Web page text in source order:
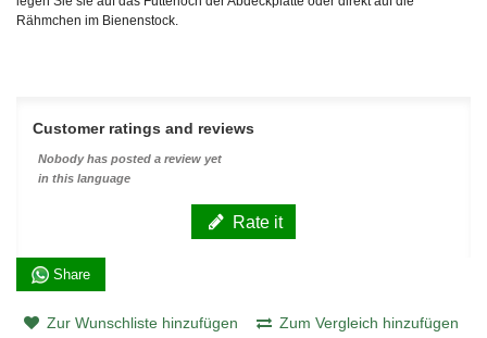
Rähmchen im Bienenstock.
Customer ratings and reviews
Nobody has posted a review yet
in this language
Rate it
Share
Zur Wunschliste hinzufügen
Zum Vergleich hinzufügen